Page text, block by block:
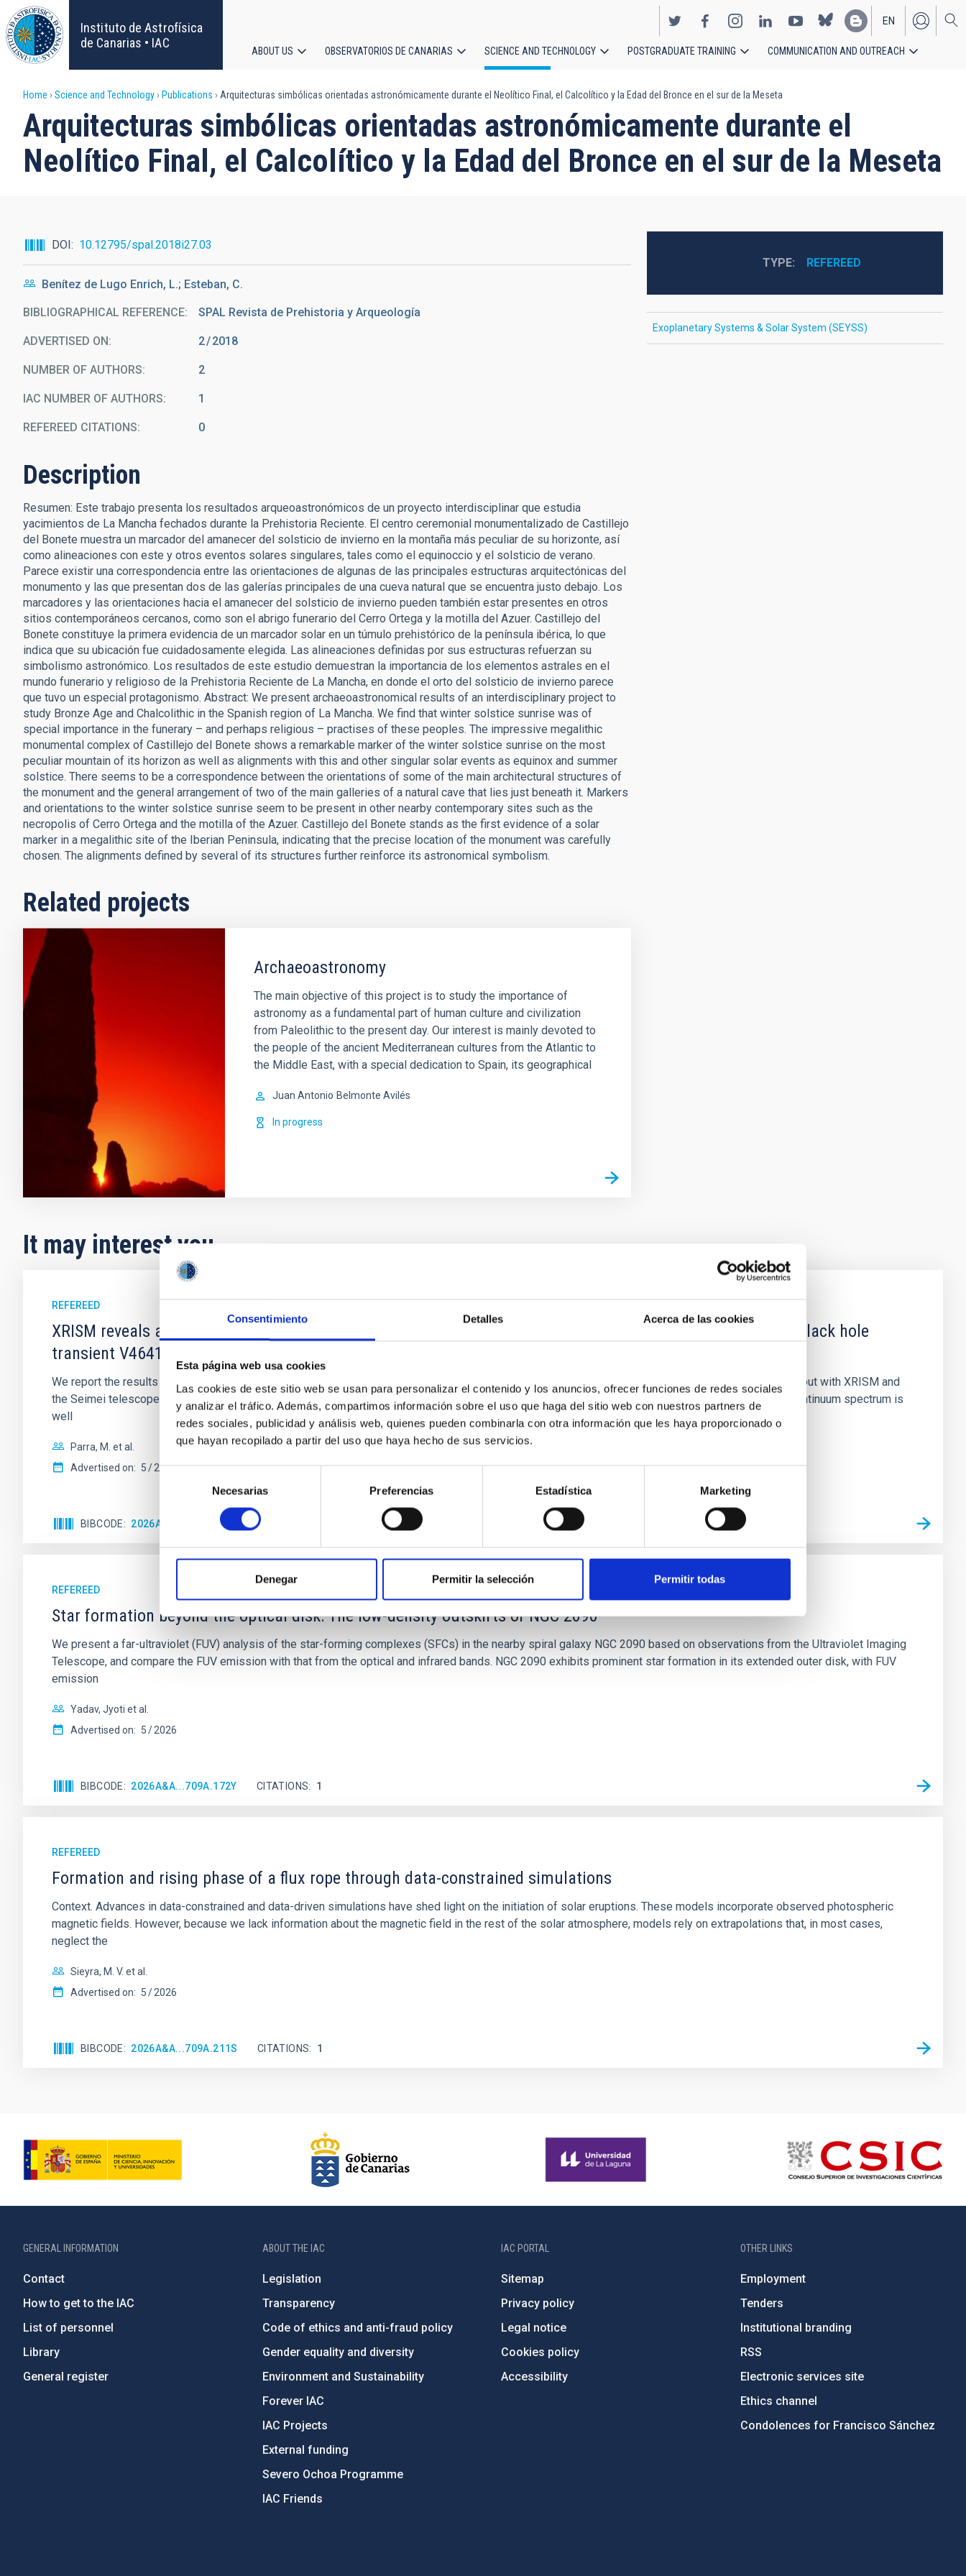
Consentimiento Detalles Acerca de las cookies
Esta página web usa cookies
Las cookies de este sitio web se usan para personalizar el contenido y los anuncios, ofrecer funciones de redes sociales
y analizar el tráfico. Además, compartimos información sobre el uso que haga del sitio web con nuestros partners de
redes sociales, publicidad y análisis web, quienes pueden combinarla con otra información que les haya proporcionado o
que hayan recopilado a partir del uso que haya hecho de sus servicios.
Selección
consentimiento
Necesarias Preferencias Estadística Marketing
Denegar Permitir la selección Permitir todas
Skip
to
main
content
Instituto de Astrofísica
de Canarias • IAC
EN
ES
navigation
ABOUT US OBSERVATORIOS DE CANARIAS SCIENCE AND TECHNOLOGY POSTGRADUATE TRAINING COMMUNICATION AND OUTREACH
Breadcrumb
Home Science and Technology Publications Arquitecturas simbólicas orientadas astronómicamente durante el Neolítico Final, el Calcolítico y la Edad del Bronce en el sur de la Meseta
Arquitecturas simbólicas orientadas astronómicamente durante el
Neolítico Final, el Calcolítico y la Edad del Bronce en el sur de la Meseta
DOI 10.12795/spal.2018i27.03
Benítez de Lugo Enrich, L.; Esteban, C.
BIBLIOGRAPHICAL REFERENCE SPAL Revista de Prehistoria y Arqueología
ADVERTISED ON: 2 2018
NUMBER OF AUTHORS 2
IAC NUMBER OF AUTHORS 1
REFEREED CITATIONS 0
Description
Resumen: Este trabajo presenta los resultados arqueoastronómicos de un proyecto interdisciplinar que estudia
yacimientos de La Mancha fechados durante la Prehistoria Reciente. El centro ceremonial monumentalizado de Castillejo
del Bonete muestra un marcador del amanecer del solsticio de invierno en la montaña más peculiar de su horizonte, así
como alineaciones con este y otros eventos solares singulares, tales como el equinoccio y el solsticio de verano.
Parece existir una correspondencia entre las orientaciones de algunas de las principales estructuras arquitectónicas del
monumento y las que presentan dos de las galerías principales de una cueva natural que se encuentra justo debajo. Los
marcadores y las orientaciones hacia el amanecer del solsticio de invierno pueden también estar presentes en otros
sitios contemporáneos cercanos, como son el abrigo funerario del Cerro Ortega y la motilla del Azuer. Castillejo del
Bonete constituye la primera evidencia de un marcador solar en un túmulo prehistórico de la península ibérica, lo que
indica que su ubicación fue cuidadosamente elegida. Las alineaciones definidas por sus estructuras refuerzan su
simbolismo astronómico. Los resultados de este estudio demuestran la importancia de los elementos astrales en el
mundo funerario y religioso de la Prehistoria Reciente de La Mancha, en donde el orto del solsticio de invierno parece
que tuvo un especial protagonismo. Abstract: We present archaeoastronomical results of an interdisciplinary project to
study Bronze Age and Chalcolithic in the Spanish region of La Mancha. We find that winter solstice sunrise was of
special importance in the funerary – and perhaps religious – practises of these peoples. The impressive megalithic
monumental complex of Castillejo del Bonete shows a remarkable marker of the winter solstice sunrise on the most
peculiar mountain of its horizon as well as alignments with this and other singular solar events as equinox and summer
solstice. There seems to be a correspondence between the orientations of some of the main architectural structures of
the monument and the general arrangement of two of the main galleries of a natural cave that lies just beneath it. Markers
and orientations to the winter solstice sunrise seem to be present in other nearby contemporary sites such as the
necropolis of Cerro Ortega and the motilla of the Azuer. Castillejo del Bonete stands as the first evidence of a solar
marker in a megalithic site of the Iberian Peninsula, indicating that the precise location of the monument was carefully
chosen. The alignments defined by several of its structures further reinforce its astronomical symbolism.
Related projects
Archaeoastronomy
The main objective of this project is to study the importance of
astronomy as a fundamental part of human culture and civilization
from Paleolithic to the present day. Our interest is mainly devoted to
the people of the ancient Mediterranean cultures from the Atlantic to
the Middle East, with a special dedication to Spain, its geographical
Juan Antonio Belmonte Avilés
In progress
TYPE REFEREED
Exoplanetary Systems & Solar System (SEYSS)
It may interest you
REFEREED
XRISM reveals a variable, multi-phase outflow-inflow structure during the 2024 X-ray obscured outburst of black hole
transient V4641 Sgr
We report the results of a simultaneous X-ray and optical spectroscopy campaign on the Galactic black hole X-ray binary (BH XRB) V4641 Sgr, carried out with XRISM and
the Seimei telescope during a low-luminosity phase toward the end of its 2024 outburst. Despite a very low X-ray luminosity of 10 34 erg s −1, the continuum spectrum is
well
Parra, M. et al.
Advertised on: 5 2026
BIBCODE 2026A&A...710A..28P CITATIONS
REFEREED
Star formation beyond the optical disk: The low-density outskirts of NGC 2090
We present a far-ultraviolet (FUV) analysis of the star-forming complexes (SFCs) in the nearby spiral galaxy NGC 2090 based on observations from the Ultraviolet Imaging
Telescope, and compare the FUV emission with that from the optical and infrared bands. NGC 2090 exhibits prominent star formation in its extended outer disk, with FUV
emission
Yadav, Jyoti et al.
Advertised on: 5 2026
BIBCODE 2026A&A...709A.172Y CITATIONS 1
REFEREED
Formation and rising phase of a flux rope through data-constrained simulations
Context. Advances in data-constrained and data-driven simulations have shed light on the initiation of solar eruptions. These models incorporate observed photospheric
magnetic fields. However, because we lack information about the magnetic field in the rest of the solar atmosphere, models rely on extrapolations that, in most cases,
neglect the
Sieyra, M. V. et al.
Advertised on: 5 2026
BIBCODE 2026A&A...709A.211S CITATIONS 1
GENERAL INFORMATION
Contact
How to get to the IAC
List of personnel
Library
General register
ABOUT THE IAC
Legislation
Transparency
Code of ethics and anti-fraud policy
Gender equality and diversity
Environment and Sustainability
Forever IAC
IAC Projects
External funding
Severo Ochoa Programme
IAC Friends
IAC PORTAL
Sitemap
Privacy policy
Legal notice
Cookies policy
Accessibility
OTHER LINKS
Employment
Tenders
Institutional branding
RSS
Electronic services site
Ethics channel
Condolences for Francisco Sánchez